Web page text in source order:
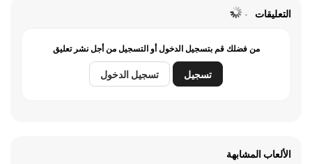
التعليقات
من فضلك قم بتسجيل الدخول أو التسجيل من أجل نشر تعليق
تسجيل تسجيل الدخول
الألعاب المشابهة